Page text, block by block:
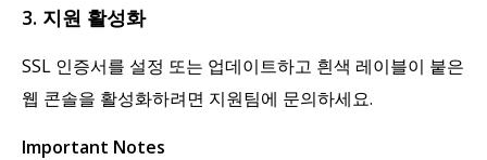
3. 지원 활성화
SSL 인증서를 설정 또는 업데이트하고 흰색 레이블이 붙은
웹 콘솔을 활성화하려면 지원팀에 문의하세요.
Important Notes